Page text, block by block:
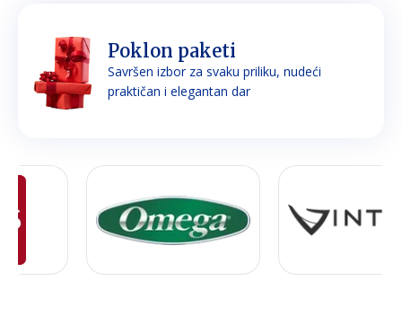
Poklon paketi
Savršen izbor za svaku priliku, nudeći
praktičan i elegantan dar